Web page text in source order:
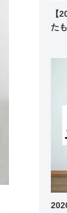
【
た